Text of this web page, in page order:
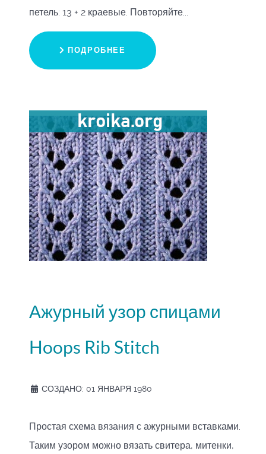
петель: 13 + 2 краевые. Повторяйте...
ПОДРОБНЕЕ
Ажурный узор спицами
Hoops Rib Stitch
СОЗДАНО: 01 ЯНВАРЯ 1980
Простая схема вязания с ажурными вставками.
Таким узором можно вязать свитера, митенки,